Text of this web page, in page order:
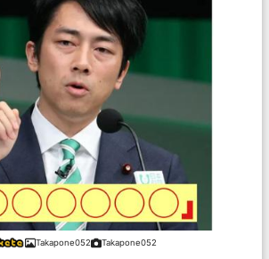
Takapone052 Takapone052